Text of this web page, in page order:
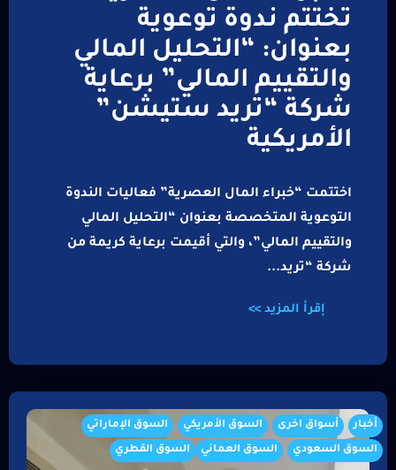
تختتم ندوة توعوية
بعنوان: “التحليل المالي
والتقييم المالي” برعاية
شركة “تريد ستيشن”
الأمريكية
اختتمت “خبراء المال العصرية” فعاليات الندوة
التوعوية المتخصصة بعنوان “التحليل المالي
والتقييم المالي”، والتي أقيمت برعاية كريمة من
شركة “تريد...
إقرأ المزيد >>
أخبار أسواق اخرى السوق الأمريكي السوق الإماراتي
السوق السعودي السوق العماني السوق القطري